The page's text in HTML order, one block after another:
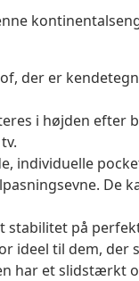
der er
i højden
individuelle
De
på
ideel til dem, der
har et slidstærkt